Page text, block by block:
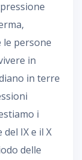
le persone
in
in terre
i
IX e il X
delle